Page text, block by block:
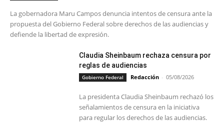
La gobernadora Maru Campos denuncia intentos de censura ante la
propuesta del Gobierno Federal sobre derechos de las audiencias y
defiende la libertad de expresión.
Claudia Sheinbaum rechaza censura por
reglas de audiencias
Gobierno Federal Redacción - 05/08/2026
La presidenta Claudia Sheinbaum rechazó los
señalamientos de censura en la iniciativa
para regular los derechos de las audiencias.